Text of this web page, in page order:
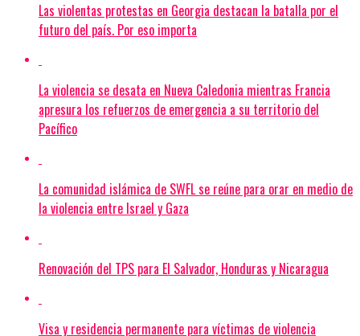
Las violentas protestas en Georgia destacan la batalla por el
futuro del país. Por eso importa
La violencia se desata en Nueva Caledonia mientras Francia
apresura los refuerzos de emergencia a su territorio del
Pacífico
La comunidad islámica de SWFL se reúne para orar en medio de
la violencia entre Israel y Gaza
Renovación del TPS para El Salvador, Honduras y Nicaragua
Visa y residencia permanente para víctimas de violencia